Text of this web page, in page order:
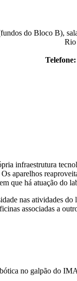
do Bloco B),
Rio
Telefone:
infraestrutura
aparelhos
que há atuação do
nas atividades
associadas a
no galpão do